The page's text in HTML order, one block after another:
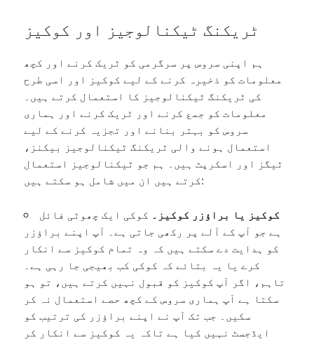
ٹریکنگ ٹیکنالوجیز اور کوکیز
ہم اپنی سروس پر سرگرمی کو ٹریک کرنے اور کچھ
معلومات کو ذخیرہ کرنے کے لیے کوکیز اور اسی طرح
کی ٹریکنگ ٹیکنالوجیز کا استعمال کرتے ہیں۔
معلومات کو جمع کرنے اور ٹریک کرنے اور ہماری
سروس کو بہتر بنانے اور تجزیہ کرنے کے لیے
استعمال ہونے والی ٹریکنگ ٹیکنالوجیز بیکنز،
ٹیگز اور اسکرپٹ ہیں۔ ہم جو ٹیکنالوجیز استعمال
کرتے ہیں ان میں شامل ہو سکتے ہیں:
کوکیز یا براؤزر کوکیز۔ کوکی ایک چھوٹی فائل
ہے جو آپ کے آلے پر رکھی جاتی ہے۔ آپ اپنے براؤزر
کو ہدایت دے سکتے ہیں کہ وہ تمام کوکیز سے انکار
کرے یا یہ بتائے کہ کوکی کب بھیجی جا رہی ہے۔
تاہم، اگر آپ کوکیز کو قبول نہیں کرتے ہیں، تو ہو
سکتا ہے آپ ہماری سروس کے کچھ حصے استعمال نہ کر
سکیں۔ جب تک آپ نے اپنے براؤزر کی ترتیب کو
ایڈجسٹ نہیں کیا ہے تاکہ یہ کوکیز سے انکار کر